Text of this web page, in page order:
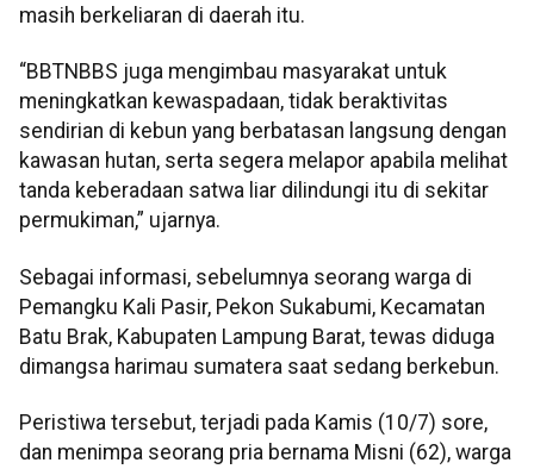
masih berkeliaran di daerah itu.
“BBTNBBS juga mengimbau masyarakat untuk
meningkatkan kewaspadaan, tidak beraktivitas
sendirian di kebun yang berbatasan langsung dengan
kawasan hutan, serta segera melapor apabila melihat
tanda keberadaan satwa liar dilindungi itu di sekitar
permukiman,” ujarnya.
Sebagai informasi, sebelumnya seorang warga di
Pemangku Kali Pasir, Pekon Sukabumi, Kecamatan
Batu Brak, Kabupaten Lampung Barat, tewas diduga
dimangsa harimau sumatera saat sedang berkebun.
Peristiwa tersebut, terjadi pada Kamis (10/7) sore,
dan menimpa seorang pria bernama Misni (62), warga